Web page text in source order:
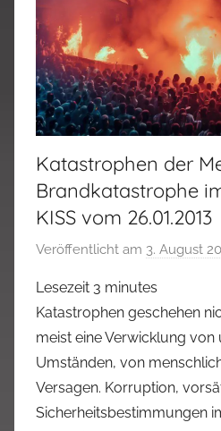
Katastrophen der
Brandkatastrophe
KISS vom 26.01.2013
Veröffentlicht am 3. August
Lesezeit 3 minutes
Katastrophen geschehen
meist eine Verwicklung
Umständen, von
Versagen. Korruption,
Sicherheitsbestimmungen